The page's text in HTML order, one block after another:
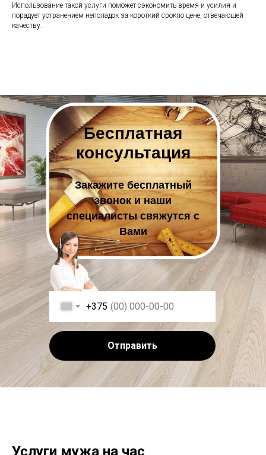
Использование такой услуги поможет сэкономить время и усилия и
порадует устранением неполадок за короткий срокпо цене, отвечающей
качеству.
Бесплатная
консультация
Закажите бесплатный
звонок и наши
специалисты свяжутся с
Вами
+375
Отправить
Услуги мужа на час